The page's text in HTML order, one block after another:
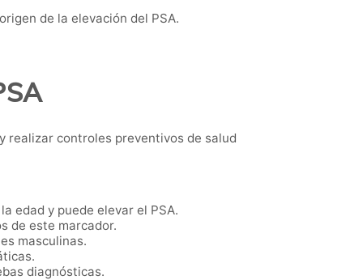
de la elevación del PSA.
realizar controles preventivos de salud
edad y puede elevar el PSA.
de este marcador.
masculinas.
diagnósticas.